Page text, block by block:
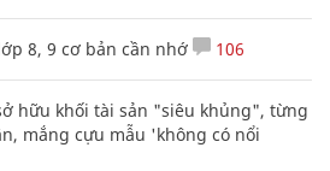
8, 9 cơ bản cần nhớ 106
hữu khối tài sản "siêu khủng", từng
mắng cựu mẫu 'không có nổi